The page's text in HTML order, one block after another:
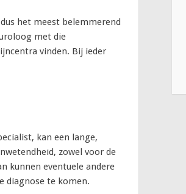
het meest belemmerend
met die
vinden. Bij ieder
kan een lange,
zowel voor de
kunnen eventuele andere
diagnose te komen.